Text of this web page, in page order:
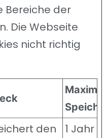
Bereiche der
Die Webseite
nicht richtig
den
1 Jahr